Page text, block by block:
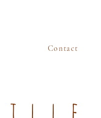
Contact